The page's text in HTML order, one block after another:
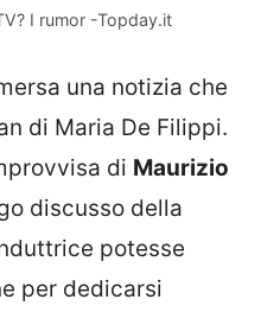
I rumor -Topday.it
una notizia che
di Maria De Filippi.
di Maurizio
discusso della
potesse
per dedicarsi